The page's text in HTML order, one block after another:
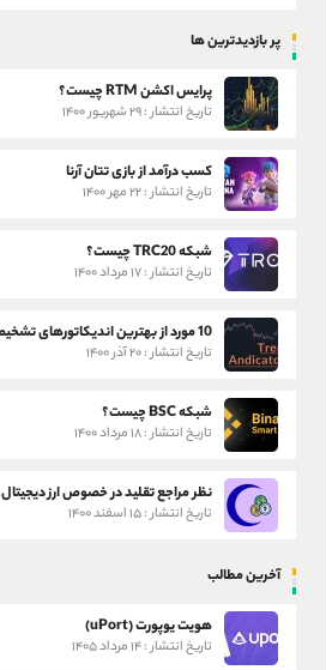
پر بازدیدترین ها
پرایس اکشن RTM چیست؟
تاریخ انتشار : ۲۹ شهریور ۱۴۰۰
کسب درآمد از بازی تتان آرنا
تاریخ انتشار : ۲۲ مهر ۱۴۰۰
شبکه TRC20 چیست؟
تاریخ انتشار : ۱۷ مرداد ۱۴۰۰
10 مورد از بهترین اندیکاتورهای تشخیص روند
تاریخ انتشار : ۲۰ آذر ۱۴۰۰
شبکه BSC چیست؟
تاریخ انتشار : ۱۸ مرداد ۱۴۰۰
نظر مراجع تقلید در خصوص ارز دیجیتال
تاریخ انتشار : ۱۵ اسفند ۱۴۰۰
آخرین مطالب
هویت یوپورت (uPort)
تاریخ انتشار : ۱۴ مرداد ۱۴۰۵